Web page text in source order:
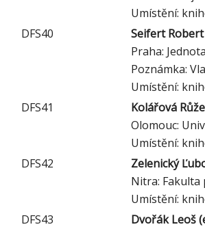
Umístění:
DFS40
Seifert
Praha:
Poznámka:
Umístění:
DFS41
Kolářová
Olomouc:
Umístění:
DFS42
Zelenický
Nitra: Fakulta
Umístění:
DFS43
Dvořák Leoš